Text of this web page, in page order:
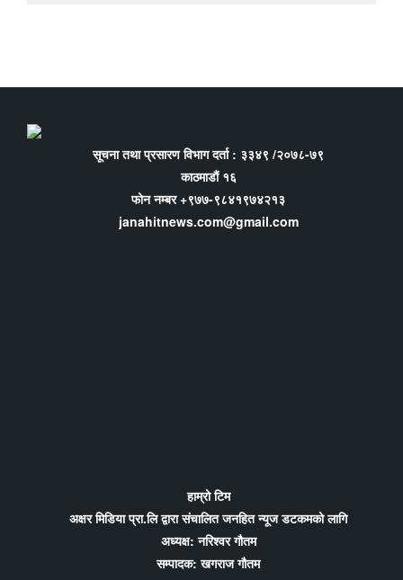
सूचना तथा प्रसारण विभाग दर्ता : ३३४९ /२०७८-७९
काठमाडौं १६
फोन नम्बर +९७७-९८४१९७४२१३
janahitnews.com@gmail.com
हाम्रो टिम
अक्षर मिडिया प्रा.लि द्वारा संचालित जनहित न्यूज डटकमको लागि
अध्यक्ष: नरिश्वर गौतम
सम्पादक: खगराज गौतम